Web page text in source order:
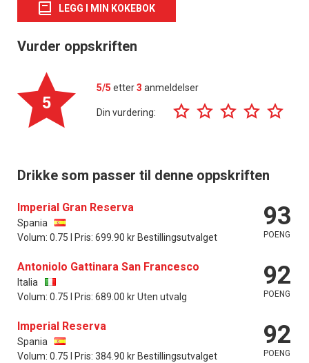
LEGG I MIN KOKEBOK
Vurder oppskriften
5
5/5 etter3 anmeldelser
Din vurdering:
Drikke som passer til denne oppskriften
Imperial Gran Reserva
Spania
Volum: 0.75 l Pris: 699.90 kr Bestillingsutvalget
93
POENG
Antoniolo Gattinara San Francesco
Italia
Volum: 0.75 l Pris: 689.00 kr Uten utvalg
92
POENG
Imperial Reserva
Spania
Volum: 0.75 l Pris: 384.90 kr Bestillingsutvalget
92
POENG